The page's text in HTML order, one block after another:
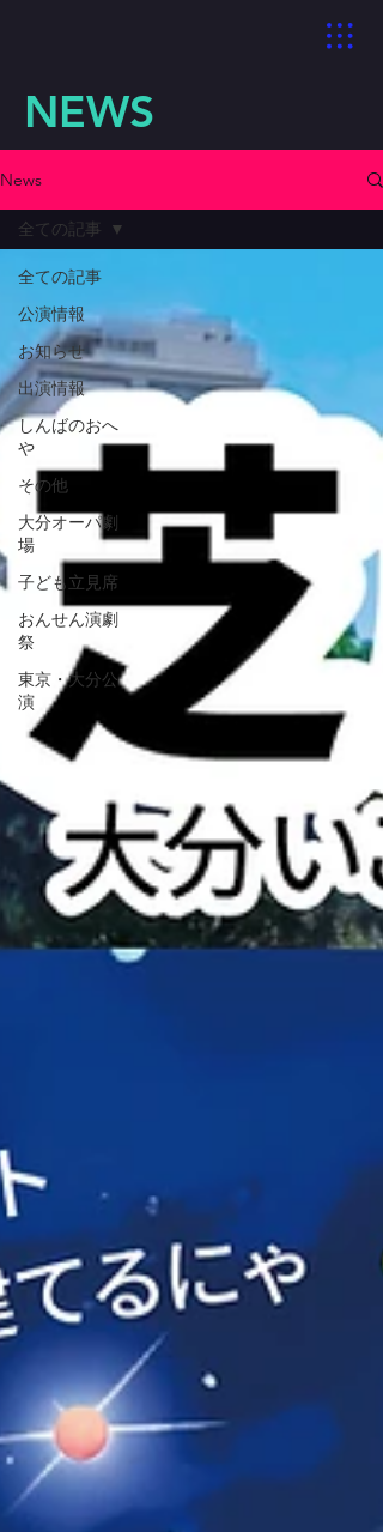
NEWS
News
全ての記事
公演情報
お知らせ
出演情報
しんばのおへ
や
その他
大分オーパ劇
場
子ども立見席
おんせん演劇
祭
東京・大分公
演
全ての記事